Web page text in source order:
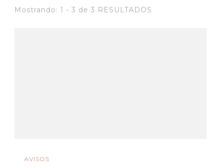
Mostrando: 1 - 3 de 3 RESULTADOS
AVISOS